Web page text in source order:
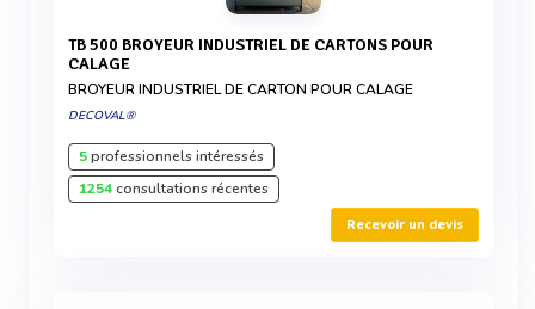
TB 500 BROYEUR INDUSTRIEL DE CARTONS POUR
CALAGE
BROYEUR INDUSTRIEL DE CARTON POUR CALAGE
DECOVAL®
5professionnels intéressés
1254consultations récentes
Recevoir un devis